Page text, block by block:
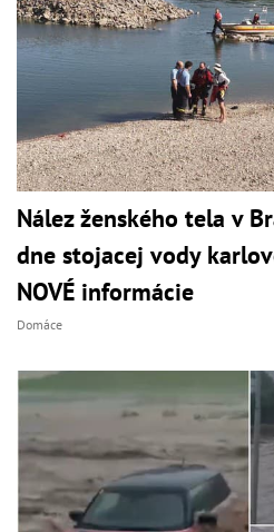
Nález ženského tela v
dne stojacej vody
NOVÉ informácie
Domáce